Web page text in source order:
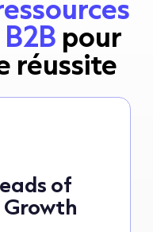
pour
réussite
of
Growth